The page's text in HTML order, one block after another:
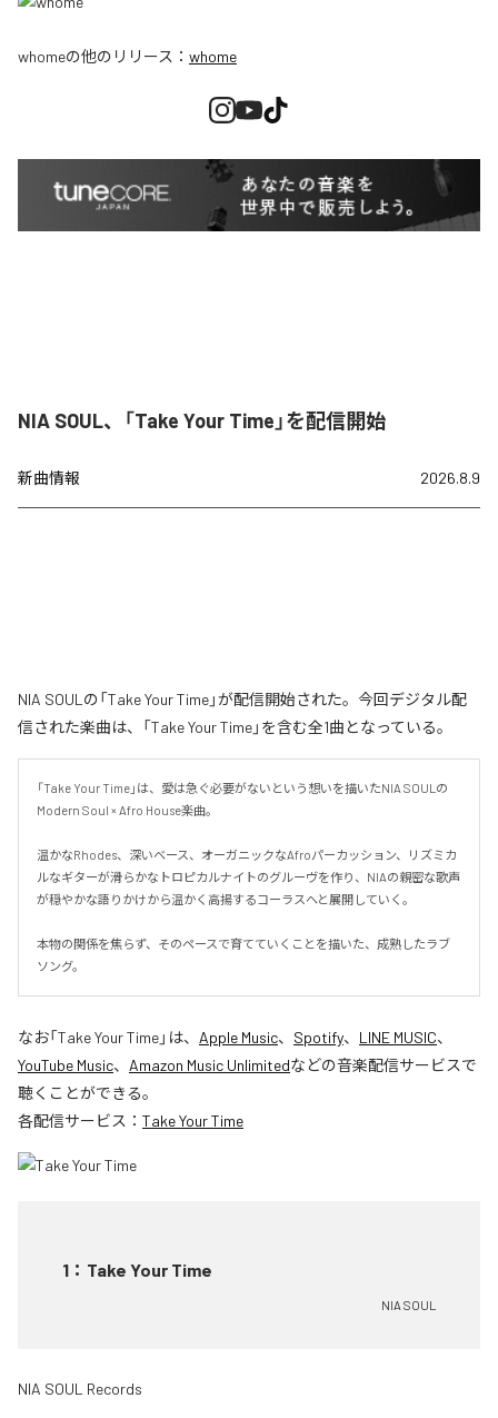
whomeの他のリリース： whome
NIA SOUL、「Take Your Time」を配信開始
新曲情報 2026.8.9
NIA SOULの「Take Your Time」が配信開始された。今回デジタル配
信された楽曲は、「Take Your Time」を含む全1曲となっている。
「Take Your Time」は、愛は急ぐ必要がないという想いを描いたNIA SOULの
Modern Soul × Afro House楽曲。
温かなRhodes、深いベース、オーガニックなAfroパーカッション、リズミカ
ルなギターが滑らかなトロピカルナイトのグルーヴを作り、NIAの親密な歌声
が穏やかな語りかけから温かく高揚するコーラスへと展開していく。
本物の関係を焦らず、そのペースで育てていくことを描いた、成熟したラブ
ソング。
なお「Take Your Time」は、 Apple Music、 Spotify、 LINE MUSIC、
YouTube Music、 Amazon Music Unlimitedなどの音楽配信サービスで
聴くことができる。
各配信サービス： Take Your Time
1 ： Take Your Time
NIA SOUL
NIA SOUL Records